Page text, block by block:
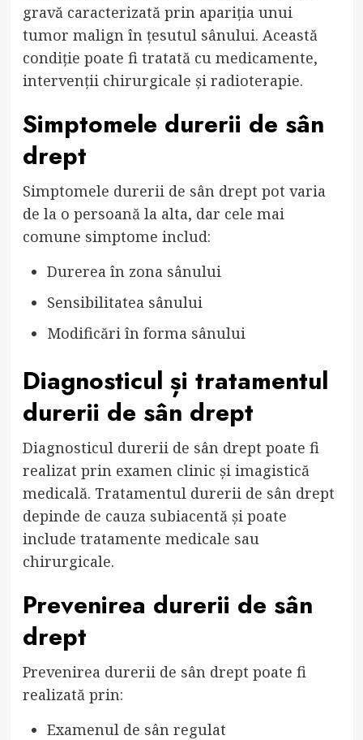
gravă caracterizată prin apariția unui
tumor malign în țesutul sânului. Această
condiție poate fi tratată cu medicamente,
intervenții chirurgicale și radioterapie.
Simptomele durerii de sân
drept
Simptomele durerii de sân drept pot varia
de la o persoană la alta, dar cele mai
comune simptome includ:
Durerea în zona sânului
Sensibilitatea sânului
Modificări în forma sânului
Diagnosticul și tratamentul
durerii de sân drept
Diagnosticul durerii de sân drept poate fi
realizat prin examen clinic și imagistică
medicală. Tratamentul durerii de sân drept
depinde de cauza subiacentă și poate
include tratamente medicale sau
chirurgicale.
Prevenirea durerii de sân
drept
Prevenirea durerii de sân drept poate fi
realizată prin:
Examenul de sân regulat